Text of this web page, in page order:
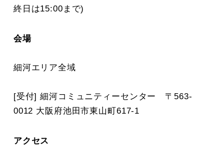
終日は15:00まで)
会場
細河エリア全域
[受付] 細河コミュニティーセンター 〒563-
0012 大阪府池田市東山町617-1
アクセス